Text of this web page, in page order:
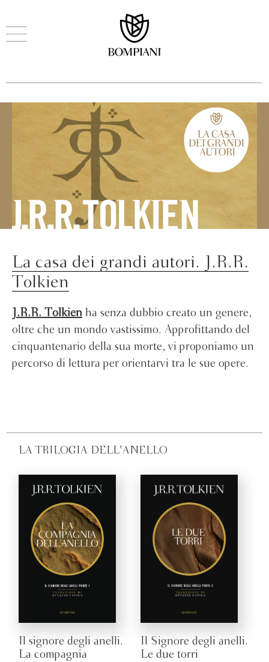
La casa dei grandi autori. J.R.R.
Tolkien
J.R.R. Tolkien ha senza dubbio creato un genere,
oltre che un mondo vastissimo. Approfittando del
cinquantenario della sua morte, vi proponiamo un
percorso di lettura per orientarvi tra le sue opere.
LA TRILOGIA DELL'ANELLO
Il signore degli anelli.
La compagnia
Il Signore degli anelli.
Le due torri